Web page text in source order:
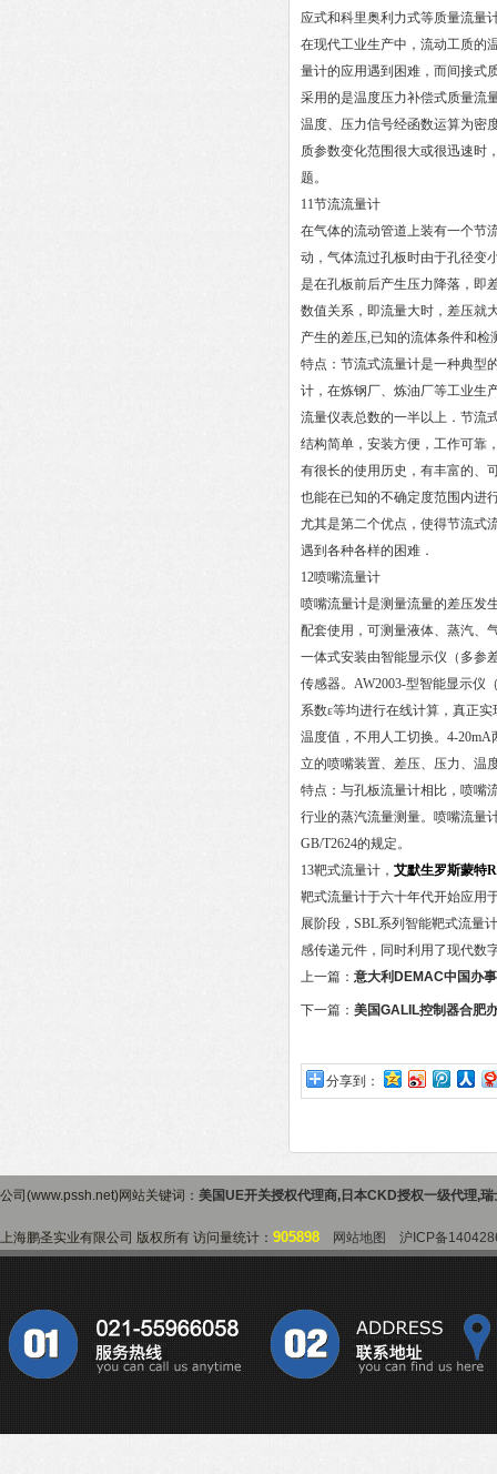
应式和科里奥利力式等质量流量
在现代工业生产中，流动工质的
量计的应用遇到困难，而间接式
采用的是温度压力补偿式质量流
温度、压力信号经函数运算为密
质参数变化范围很大或很迅速时
题。
11节流流量计
在气体的流动管道上装有一个节
动，气体流过孔板时由于孔径变
是在孔板前后产生压力降落，即
数值关系，即流量大时，差压就
产生的差压,已知的流体条件和
特点：节流式流量计是一种典型
计，在炼钢厂、炼油厂等工业生
流量仪表总数的一半以上．节流
结构简单，安装方便，工作可靠
有很长的使用历史，有丰富的、
也能在已知的不确定度范围内进
尤其是第二个优点，使得节流式
遇到各种各样的困难．
12喷嘴流量计
喷嘴流量计是测量流量的差压发
配套使用，可测量液体、蒸汽、
一体式安装由智能显示仪（多参
传感器。AW2003-型智能显示仪
系数ε等均进行在线计算，真正
温度值，不用人工切换。4-
立的喷嘴装置、差压、压力、温
特点：与孔板流量计相比，喷嘴
行业的蒸汽流量测量。喷嘴流量
GB/T2624的规定。
13靶式流量计， 艾默生罗斯蒙特
靶式流量计于六十年代开始应用
展阶段，SBL系列智能靶式流量
感传递元件，同时利用了现代数
上一篇： 意大利DEMAC中国办
下一篇： 美国GALIL控制器合肥
分享到：
公司(www.pssh.net)网站关键词： 美国UE开关授权代理商, 日本CKD授权一级代理,瑞
上海鹏圣实业有限公司 版权所有 访问量统计： 905898 网站地图 沪ICP备